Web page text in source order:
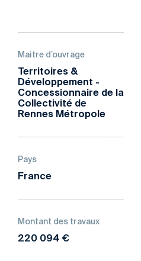
Maitre d’ouvrage
Territoires &
Développement -
Concessionnaire de la
Collectivité de
Rennes Métropole
Pays
France
Montant des travaux
220 094 €